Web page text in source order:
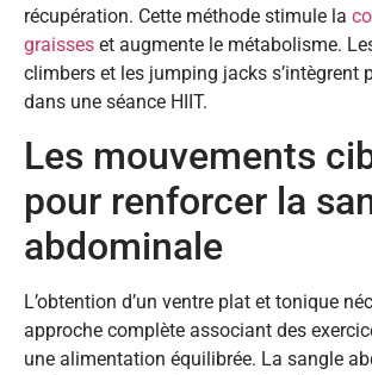
récupération. Cette méthode stimule la
graisses et augmente le métabolisme.
climbers et les jumping jacks s’intègrent
dans une séance HIIT.
Les mouvements
pour renforcer la
abdominale
L’obtention d’un ventre plat et tonique
approche complète associant des
une alimentation équilibrée. La sangle